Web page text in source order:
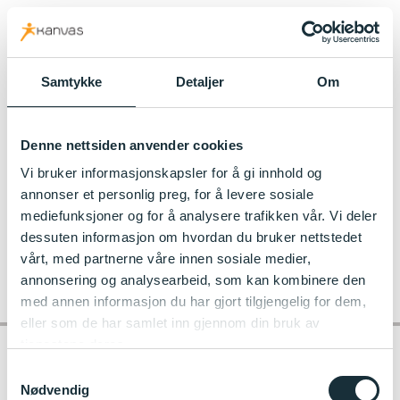
Samtykke Detaljer Om
Denne nettsiden anvender cookies
Vi bruker informasjonskapsler for å gi innhold og
annonser et personlig preg, for å levere sosiale
mediefunksjoner og for å analysere trafikken vår. Vi deler
dessuten informasjon om hvordan du bruker nettstedet
vårt, med partnerne våre innen sosiale medier,
annonsering og analysearbeid, som kan kombinere den
med annen informasjon du har gjort tilgjengelig for dem,
eller som de har samlet inn gjennom din bruk av
Nødvendig
kanvas.no
sandkasselek